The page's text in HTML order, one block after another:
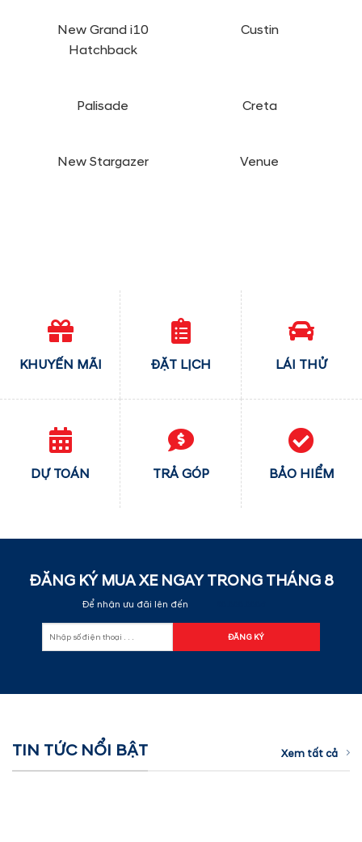
New Grand i10
Hatchback
Custin
Palisade Creta
New Stargazer Venue
KHUYẾN MÃI ĐẶT LỊCH LÁI THỬ
DỰ TOÁN TRẢ GÓP BẢO HIỂM
ĐĂNG KÝ MUA XE NGAY TRONG THÁNG 8
Để nhận ưu đãi lên đến
TIN TỨC NỔI BẬT Xem tất cả